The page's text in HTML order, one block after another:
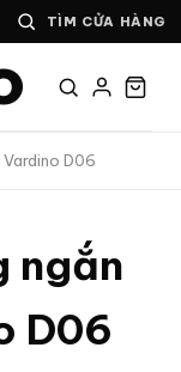
TÌM CỬA HÀNG
D06
ngắn
D06